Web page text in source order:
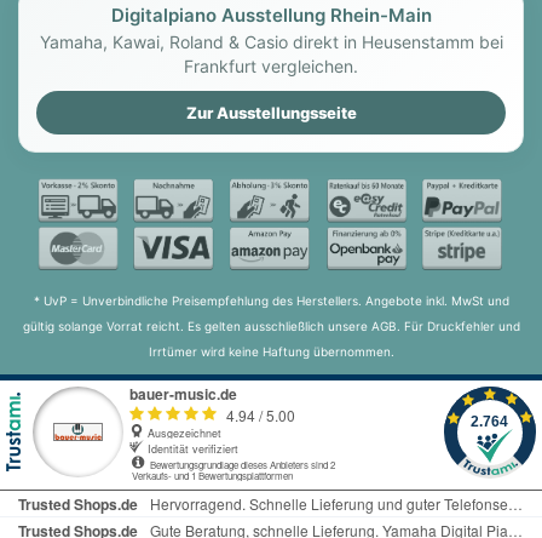
Digitalpiano Ausstellung Rhein-Main
Yamaha, Kawai, Roland & Casio direkt in Heusenstamm bei
Frankfurt vergleichen.
Zur Ausstellungsseite
* UvP = Unverbindliche Preisempfehlung des Herstellers. Angebote inkl. MwSt und
gültig solange Vorrat reicht. Es gelten ausschließlich unsere AGB. Für Druckfehler und
Irrtümer wird keine Haftung übernommen.